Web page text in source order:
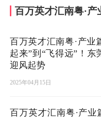
百万英才汇南粤·产
百万英才汇南粤·产
起来”到“飞得远”！东
迎风起势
2025年04月15日
百万英才汇南粤·产